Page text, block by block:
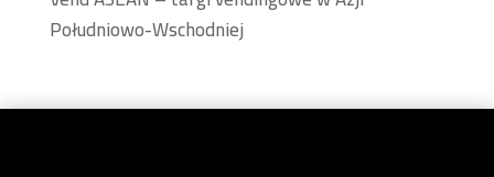
Południowo-Wschodniej